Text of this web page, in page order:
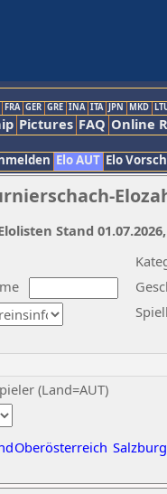
FRA GER GRE INA ITA JPN MKD
Pictures FAQ Online
Elo AUT Elo
(Land=AUT)
Oberösterreich Salzburg
Stand